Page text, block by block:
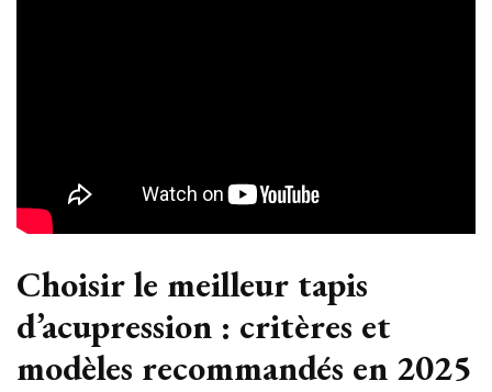
Choisir le meilleur tapis
d’acupression : critères et
modèles recommandés en 2025